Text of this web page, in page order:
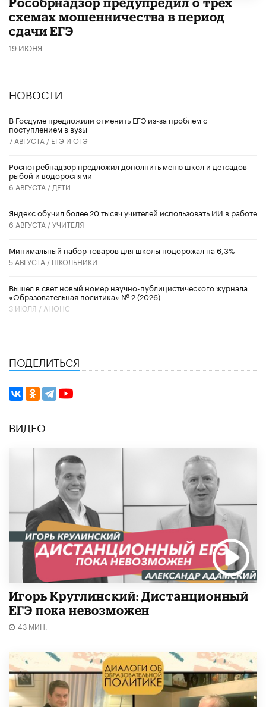
схемах мошенничества в период
сдачи ЕГЭ
19 ИЮНЯ
НОВОСТИ
В Госдуме предложили отменить ЕГЭ из-за проблем с
поступлением в вузы
7 АВГУСТА / ЕГЭ И ОГЭ
Роспотребнадзор предложил дополнить меню школ и детсадов
рыбой и водорослями
6 АВГУСТА / ДЕТИ
​Яндекс обучил более 20 тысяч учителей использовать ИИ в работе
6 АВГУСТА /УЧИТЕЛЯ
Минимальный набор товаров для школы подорожал на 6,3%
5 АВГУСТА / ШКОЛЬНИКИ
Вышел в свет новый номер научно-публицистического журнала
«Образовательная политика» № 2 (2026)
3 ИЮЛЯ / АНОНС
ПОДЕЛИТЬСЯ
ВИДЕО
Игорь Круглинский: Дистанционный
ЕГЭ пока невозможен
43 МИН.